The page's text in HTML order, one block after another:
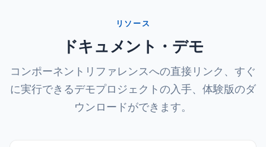
リソース
ドキュメント・デモ
コンポーネントリファレンスへの直接リンク、すぐ
に実行できるデモプロジェクトの入手、体験版のダ
ウンロードができます。